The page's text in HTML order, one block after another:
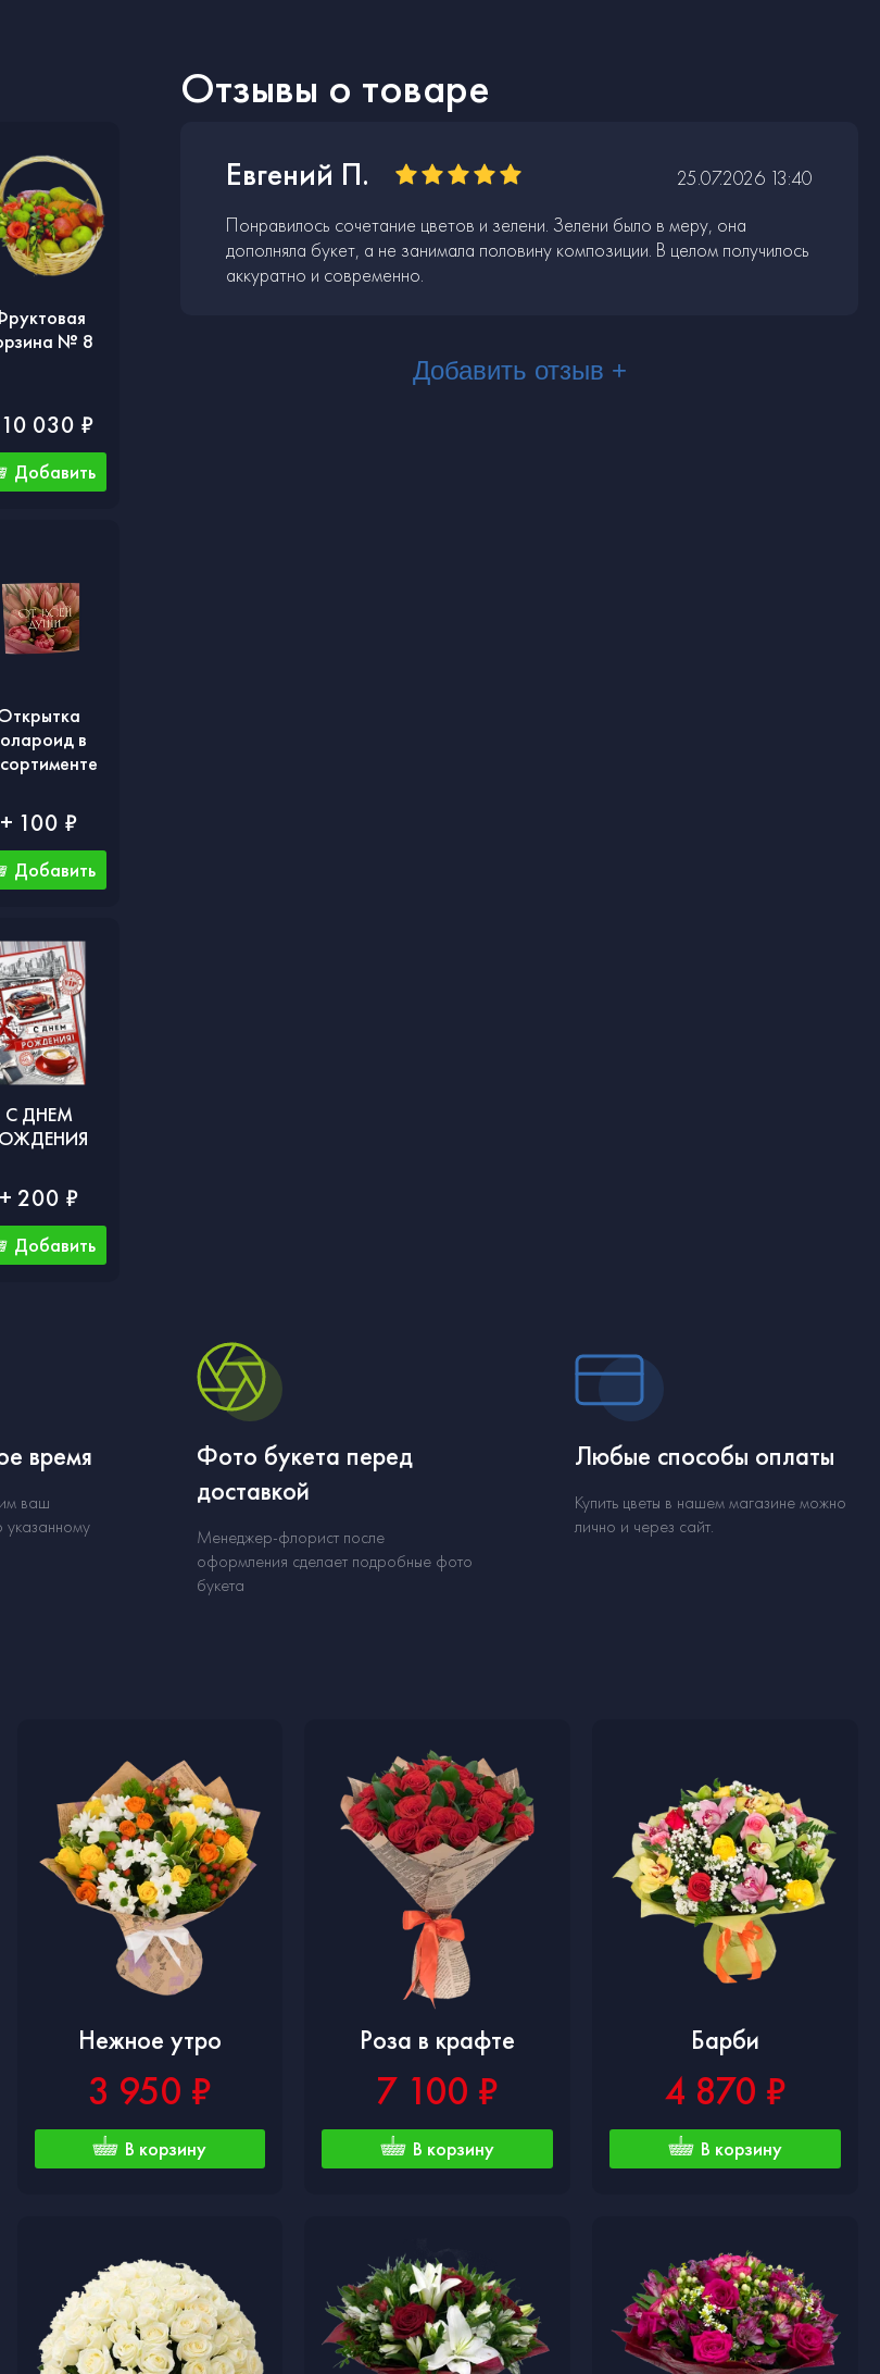
№ 8
030 ₽
Добавить
в
+ 100 ₽
Добавить
С ДНЕМ
+ 200 ₽
Добавить
Отзывы о товаре
Евгений П.
25.07.2026 13:40
Понравилось сочетание цветов и зелени. Зелени было в меру, она
дополняла букет, а не занимала половину композиции. В целом получилось
аккуратно и современно.
Добавить отзыв +
время
ваш
указанному
Фото букета перед
доставкой
Менеджер-флорист после
оформления сделает подробные фото
букета
Любые способы оплаты
Купить цветы в нашем магазине можно
лично и через сайт.
Нежное утро
3 950 ₽
В корзину
Роза в крафте
7 100 ₽
В корзину
Барби
4 870 ₽
В корзину